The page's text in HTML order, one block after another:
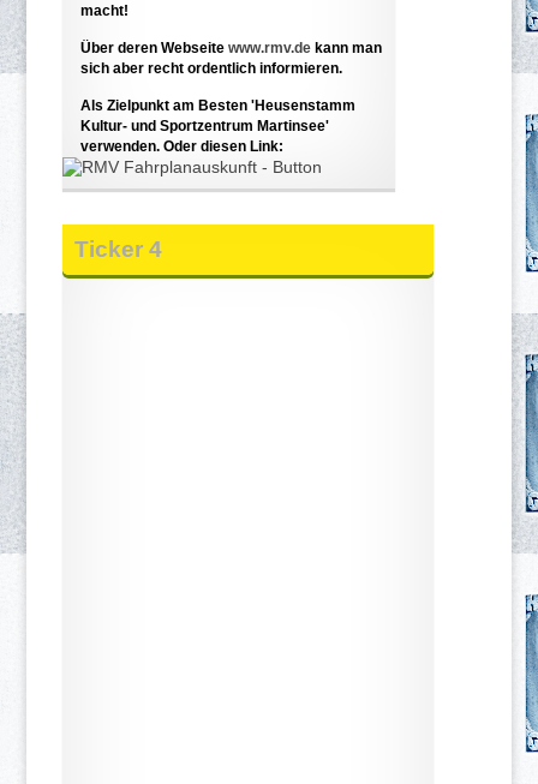
macht!
Über deren Webseitewww.rmv.de kann man
sich aber recht ordentlich informieren.
Als Zielpunkt am Besten 'Heusenstamm
Kultur- und Sportzentrum Martinsee'
verwenden. Oder diesen Link:
Ticker 4